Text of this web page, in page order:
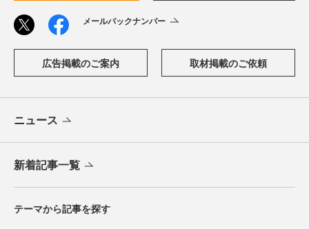
メールバックナンバー
広告掲載のご案内 取材掲載のご依頼
ニュース
新着記事一覧
テーマから記事を探す